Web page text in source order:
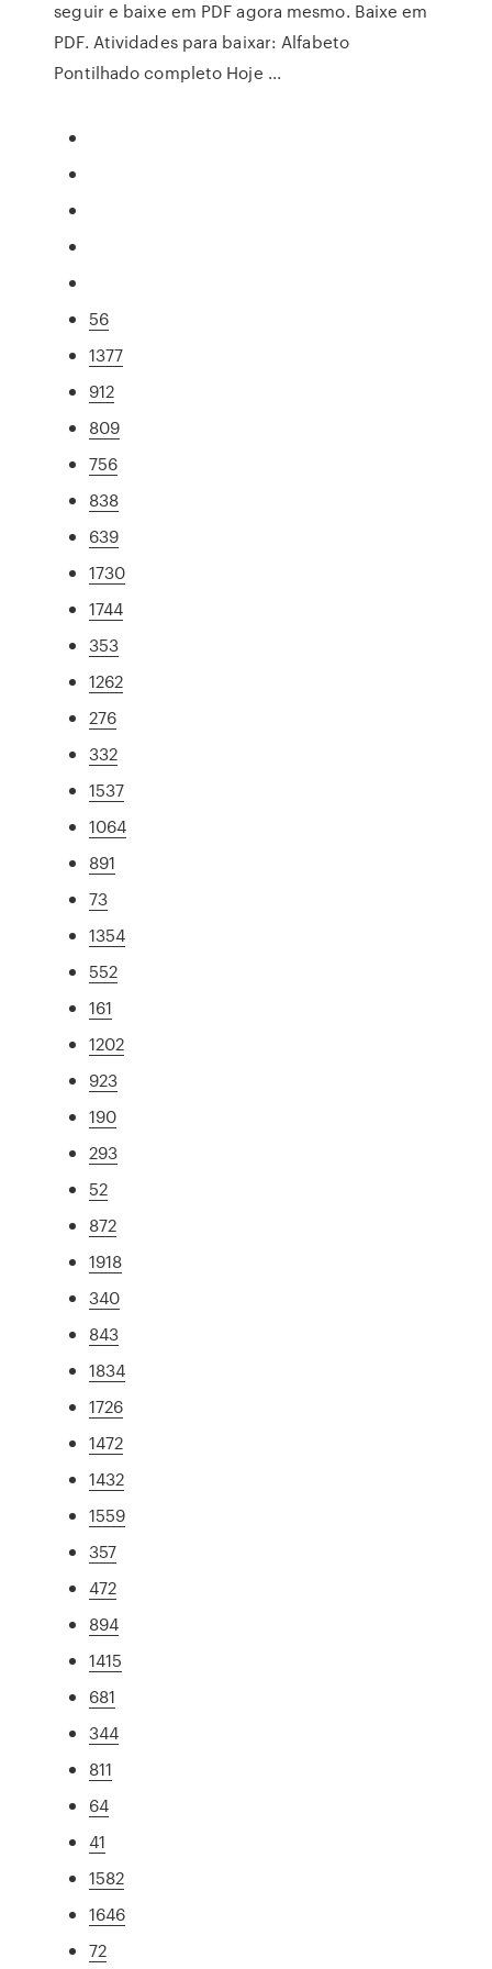
seguir e baixe em PDF agora mesmo. Baixe em
PDF. Atividades para baixar: Alfabeto
Pontilhado completo Hoje ...
56
1377
912
809
756
838
639
1730
1744
353
1262
276
332
1537
1064
891
73
1354
552
161
1202
923
190
293
52
872
1918
340
843
1834
1726
1472
1432
1559
357
472
894
1415
681
344
811
64
41
1582
1646
72